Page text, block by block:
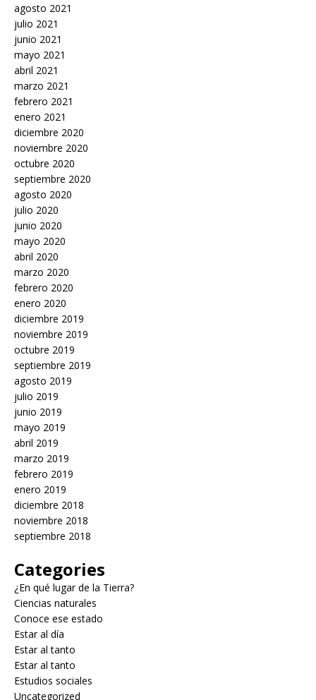
agosto 2021
julio 2021
junio 2021
mayo 2021
abril 2021
marzo 2021
febrero 2021
enero 2021
diciembre 2020
noviembre 2020
octubre 2020
septiembre 2020
agosto 2020
julio 2020
junio 2020
mayo 2020
abril 2020
marzo 2020
febrero 2020
enero 2020
diciembre 2019
noviembre 2019
octubre 2019
septiembre 2019
agosto 2019
julio 2019
junio 2019
mayo 2019
abril 2019
marzo 2019
febrero 2019
enero 2019
diciembre 2018
noviembre 2018
septiembre 2018
Categories
¿En qué lugar de la Tierra?
Ciencias naturales
Conoce ese estado
Estar al día
Estar al tanto
Estar al tanto
Estudios sociales
Uncategorized